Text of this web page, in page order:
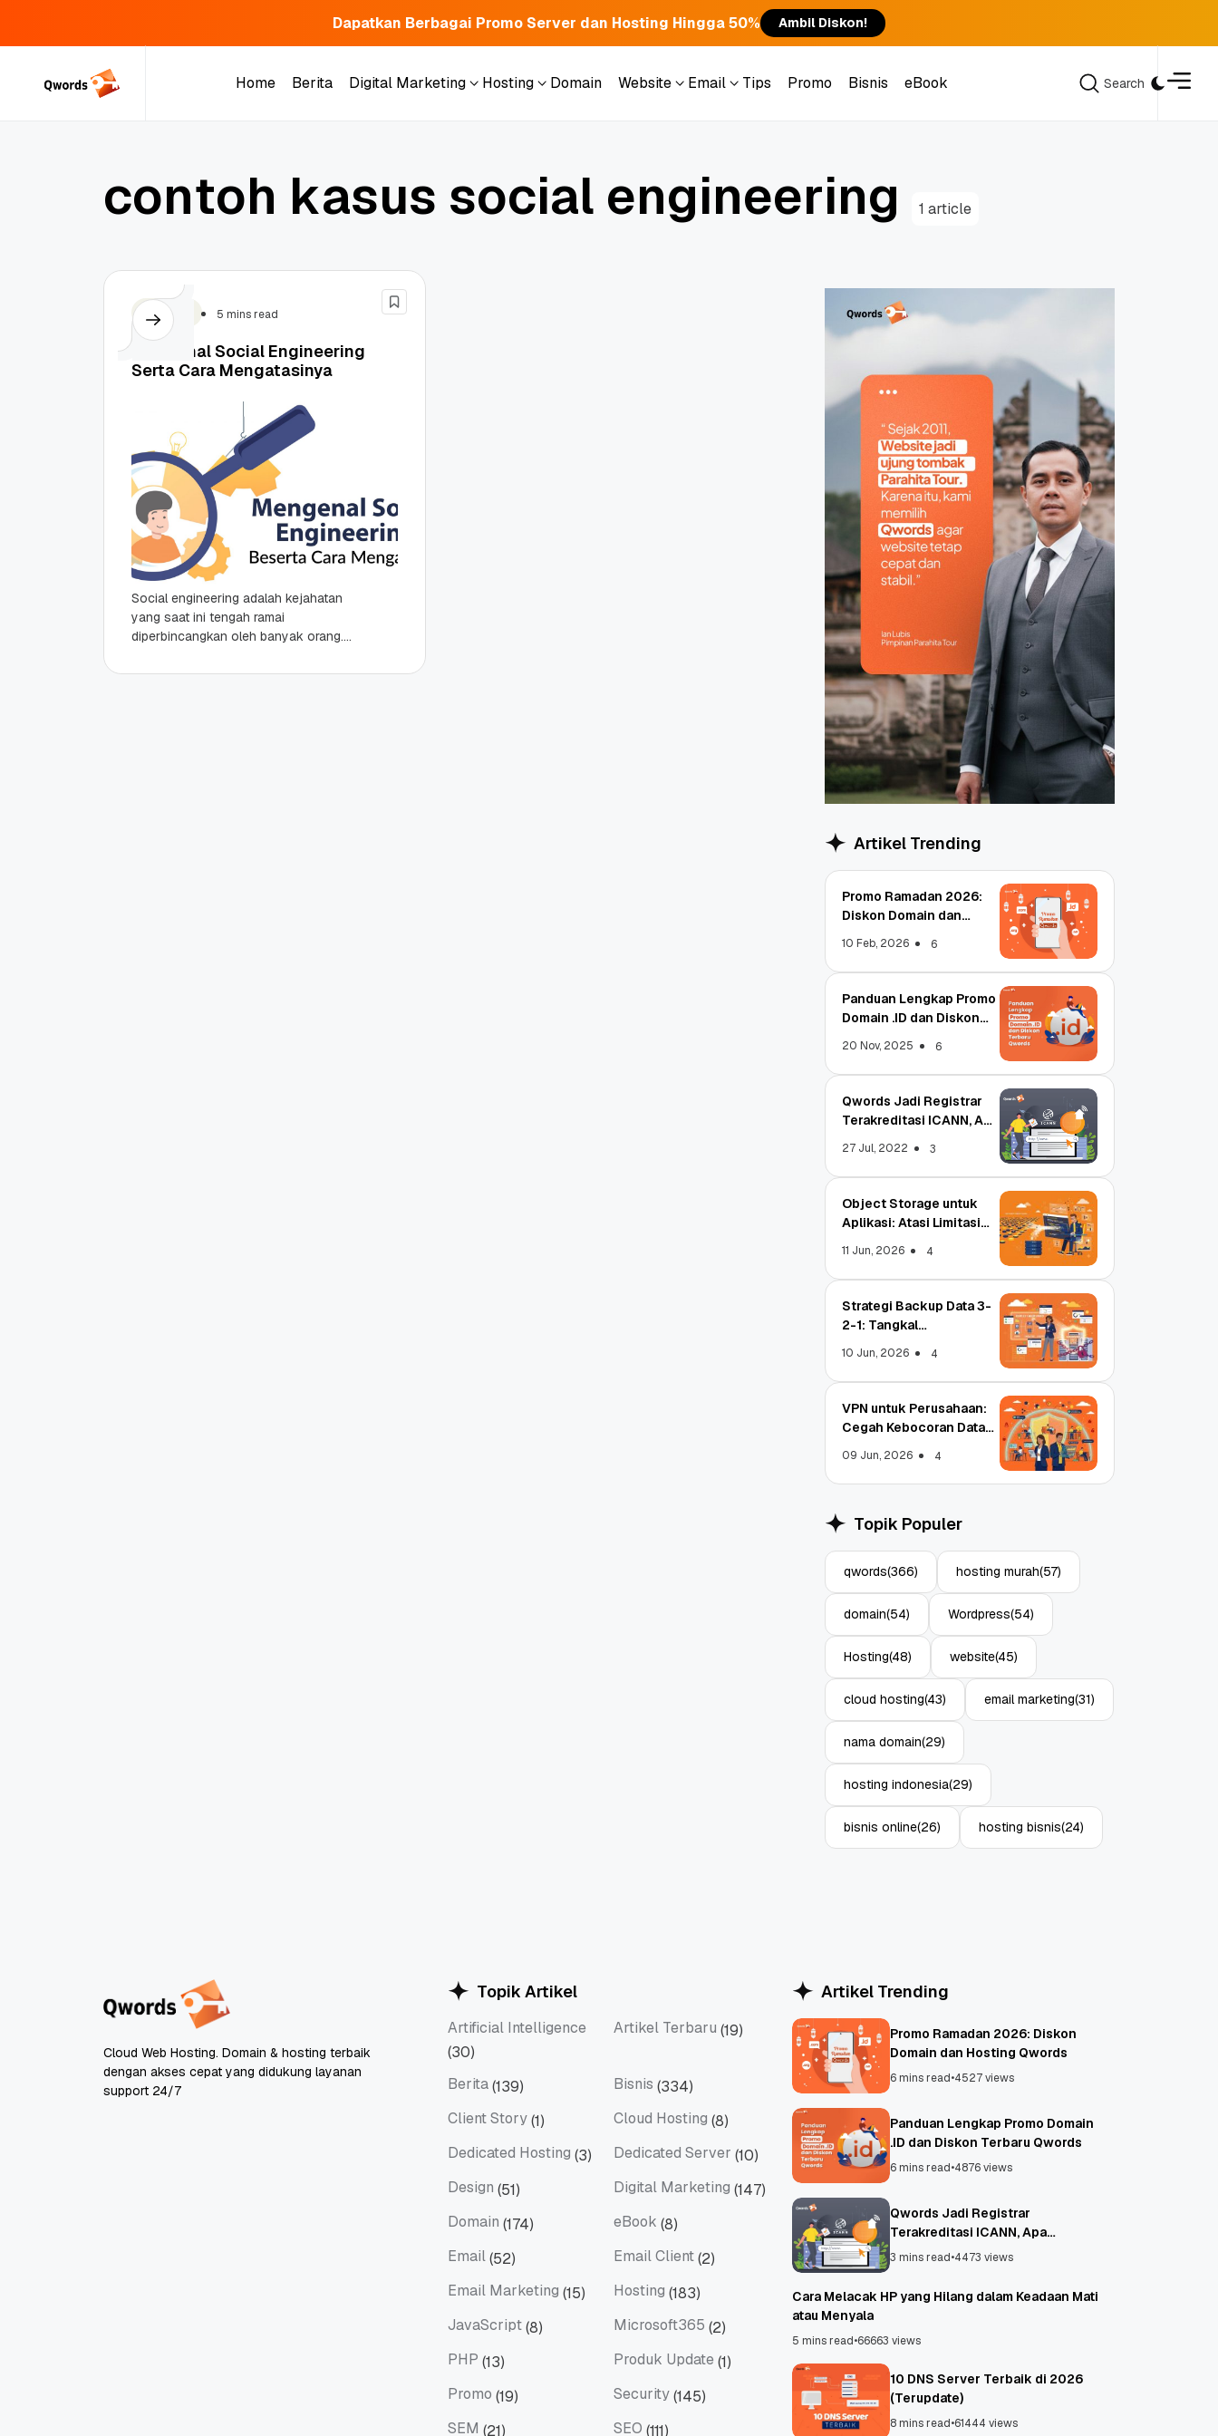
Dapatkan Berbagai Promo Server dan Hosting Hingga 50% Ambil Diskon!
Home
Berita
Digital Marketing
Hosting
Domain
Website
Email
Tips
Promo
Bisnis
eBook
Search
Aplikasi: Atasi Limitasi
11 Jun, 2026 4
contoh kasus social engineering 1 article
Security 5 mins read
Mengenal Social Engineering
Serta Cara Mengatasinya
Social engineering adalah kejahatan
yang saat ini tengah ramai
diperbincangkan oleh banyak orang.
social engineering ini karena
Artikel Trending
Promo Ramadan 2026:
Diskon Domain dan
10 Feb, 2026 6
Panduan Lengkap Promo
Domain .ID dan Diskon
20 Nov, 2025 6
Qwords Jadi Registrar
Terakreditasi ICANN, Apa
27 Jul, 2022 3
Object Storage untuk
Aplikasi: Atasi Limitasi
11 Jun, 2026 4
Strategi Backup Data 3-
2-1: Tangkal
10 Jun, 2026 4
VPN untuk Perusahaan:
Cegah Kebocoran Data
09 Jun, 2026 4
Topik Populer
qwords(366) hosting murah(57)
domain(54) Wordpress(54)
Hosting(48) website(45)
cloud hosting(43) email marketing(31)
nama domain(29)
hosting indonesia(29)
bisnis online(26) hosting bisnis(24)
Cloud Web Hosting. Domain & hosting terbaik
dengan akses cepat yang didukung layanan
support 24/7
Topik Artikel
Artificial Intelligence
Artificial Intelligence
(30)
Artikel Terbaru (19)
Berita(139) Bisnis (334)
Client Story(1) Cloud Hosting (8)
Dedicated Hosting (3) Dedicated Server (10)
Design (51) Digital Marketing (147)
Domain (174) eBook (8)
Email(52) Email Client(2)
Email Marketing (15) Hosting (183)
JavaScript(8) Microsoft365 (2)
PHP (13) Produk Update (1)
Promo (19) Security(145)
SEM (21) SEO (111)
Artikel Trending
Promo Ramadan 2026: Diskon
Domain dan Hosting Qwords
6 mins read•4527 views
Panduan Lengkap Promo Domain
.ID dan Diskon Terbaru Qwords
6 mins read•4876 views
Qwords Jadi Registrar
Terakreditasi ICANN, Apa
Untungnya?
3 mins read•4473 views
Cara Melacak HP yang Hilang dalam Keadaan Mati
atau Menyala
5 mins read•66663 views
10 DNS Server Terbaik di 2026
(Terupdate)
8 mins read•61444 views